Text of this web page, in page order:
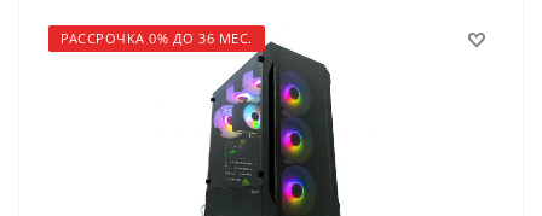
РАССРОЧКА 0% ДО 36 МЕС.